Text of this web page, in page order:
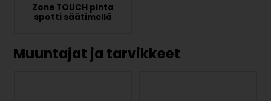
Zone TOUCH pinta
spotti säätimellä
Muuntajat ja tarvikkeet